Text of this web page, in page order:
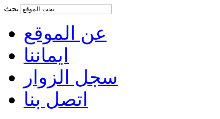
عن الموقع
ايماننا
سجل الزوار
اتصل بنا